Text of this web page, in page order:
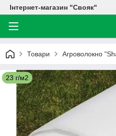
Інтернет-магазин "Свояк"
Товари Агроволокно
23 г/м2